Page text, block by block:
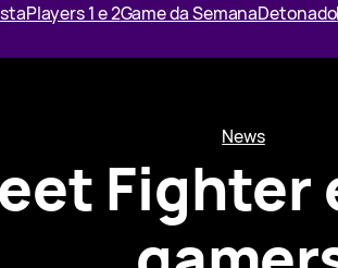
Players 1 e 2Game da SemanaDetonado
News
Fighter